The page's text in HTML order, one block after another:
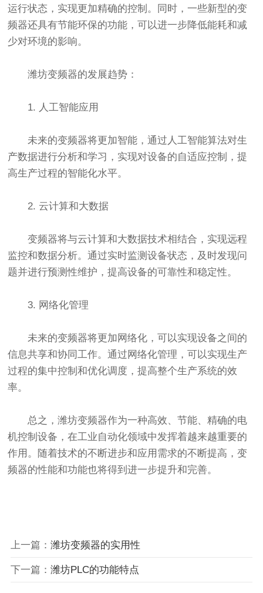
运行状态，实现更加精确的控制。同时，一些新型的变
频器还具有节能环保的功能，可以进一步降低能耗和减
少对环境的影响。
潍坊变频器的发展趋势：
1. 人工智能应用
未来的变频器将更加智能，通过人工智能算法对生
产数据进行分析和学习，实现对设备的自适应控制，提
高生产过程的智能化水平。
2. 云计算和大数据
变频器将与云计算和大数据技术相结合，实现远程
监控和数据分析。通过实时监测设备状态，及时发现问
题并进行预测性维护，提高设备的可靠性和稳定性。
3. 网络化管理
未来的变频器将更加网络化，可以实现设备之间的
信息共享和协同工作。通过网络化管理，可以实现生产
过程的集中控制和优化调度，提高整个生产系统的效
率。
总之，潍坊变频器作为一种高效、节能、精确的电
机控制设备，在工业自动化领域中发挥着越来越重要的
作用。随着技术的不断进步和应用需求的不断提高，变
频器的性能和功能也将得到进一步提升和完善。
上一篇： 潍坊变频器的实用性
下一篇： 潍坊PLC的功能特点